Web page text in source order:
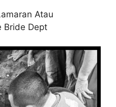
Atau
Bride Dept